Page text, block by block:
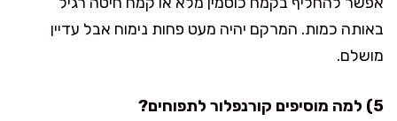
באותה כמות. המרקם יהיה מעט פחות נימוח אבל עדיין
מושלם.
5) למה מוסיפים קורנפלור לתפוחים?